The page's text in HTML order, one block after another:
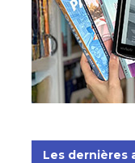
Les dernières